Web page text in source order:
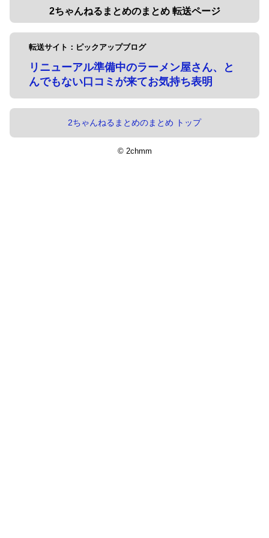
2ちゃんねるまとめのまとめ 転送ページ
転送サイト：ピックアップブログ
リニューアル準備中のラーメン屋さん、と
んでもない口コミが来てお気持ち表明
2ちゃんねるまとめのまとめ トップ
© 2chmm